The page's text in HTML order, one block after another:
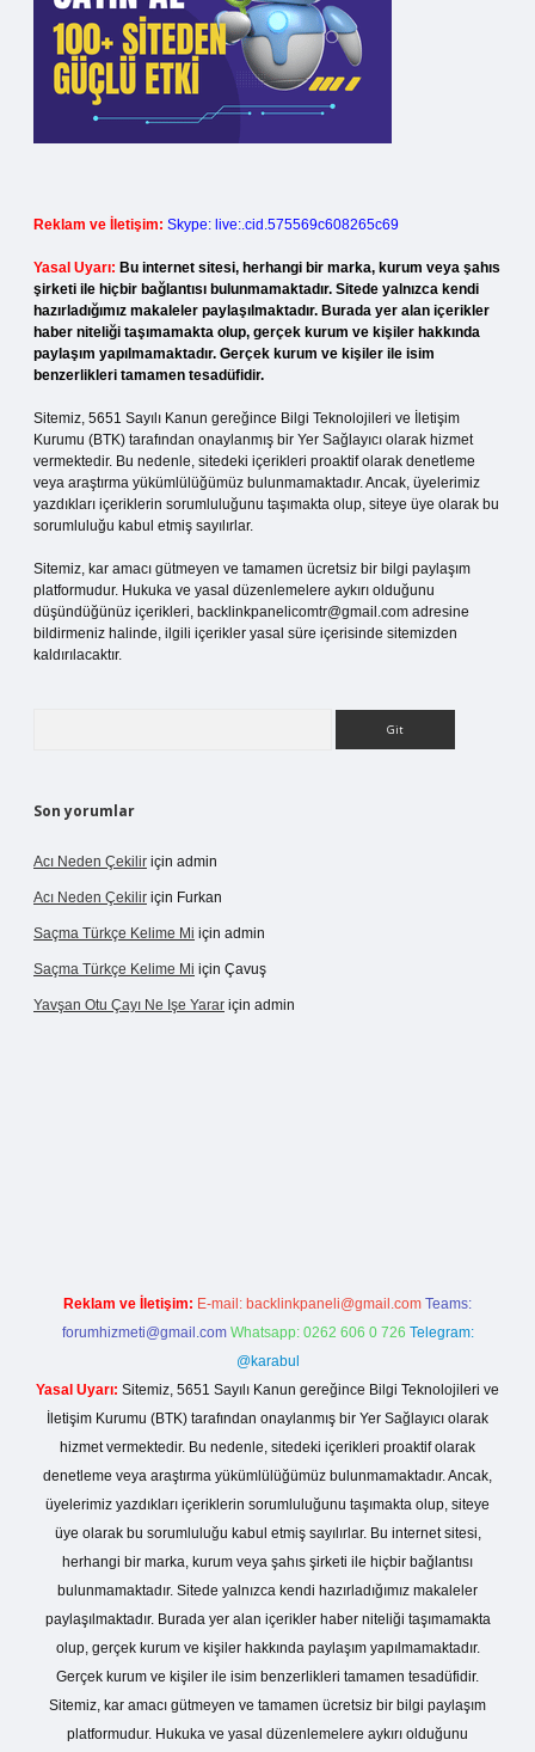
Reklam ve İletişim: Skype: live:.cid.575569c608265c69
Yasal Uyarı: Bu internet sitesi, herhangi bir marka, kurum veya şahıs
şirketi ile hiçbir bağlantısı bulunmamaktadır. Sitede yalnızca kendi
hazırladığımız makaleler paylaşılmaktadır. Burada yer alan içerikler
haber niteliği taşımamakta olup, gerçek kurum ve kişiler hakkında
paylaşım yapılmamaktadır. Gerçek kurum ve kişiler ile isim
benzerlikleri tamamen tesadüfidir.
Sitemiz, 5651 Sayılı Kanun gereğince Bilgi Teknolojileri ve İletişim
Kurumu (BTK) tarafından onaylanmış bir Yer Sağlayıcı olarak hizmet
vermektedir. Bu nedenle, sitedeki içerikleri proaktif olarak denetleme
veya araştırma yükümlülüğümüz bulunmamaktadır. Ancak, üyelerimiz
yazdıkları içeriklerin sorumluluğunu taşımakta olup, siteye üye olarak bu
sorumluluğu kabul etmiş sayılırlar.
Sitemiz, kar amacı gütmeyen ve tamamen ücretsiz bir bilgi paylaşım
platformudur. Hukuka ve yasal düzenlemelere aykırı olduğunu
düşündüğünüz içerikleri, backlinkpanelicomtr@gmail.com adresine
bildirmeniz halinde, ilgili içerikler yasal süre içerisinde sitemizden
kaldırılacaktır.
Son yorumlar
Acı Neden Çekilir için admin
Acı Neden Çekilir için Furkan
Saçma Türkçe Kelime Mi için admin
Saçma Türkçe Kelime Mi için Çavuş
Yavşan Otu Çayı Ne Işe Yarar için admin
Reklam ve İletişim: E-mail: backlinkpaneli@gmail.com Teams:
forumhizmeti@gmail.com Whatsapp: 0262 606 0 726 Telegram:
@karabul
Yasal Uyarı: Sitemiz, 5651 Sayılı Kanun gereğince Bilgi Teknolojileri ve
İletişim Kurumu (BTK) tarafından onaylanmış bir Yer Sağlayıcı olarak
hizmet vermektedir. Bu nedenle, sitedeki içerikleri proaktif olarak
denetleme veya araştırma yükümlülüğümüz bulunmamaktadır. Ancak,
üyelerimiz yazdıkları içeriklerin sorumluluğunu taşımakta olup, siteye
üye olarak bu sorumluluğu kabul etmiş sayılırlar. Bu internet sitesi,
herhangi bir marka, kurum veya şahıs şirketi ile hiçbir bağlantısı
bulunmamaktadır. Sitede yalnızca kendi hazırladığımız makaleler
paylaşılmaktadır. Burada yer alan içerikler haber niteliği taşımamakta
olup, gerçek kurum ve kişiler hakkında paylaşım yapılmamaktadır.
Gerçek kurum ve kişiler ile isim benzerlikleri tamamen tesadüfidir.
Sitemiz, kar amacı gütmeyen ve tamamen ücretsiz bir bilgi paylaşım
platformudur. Hukuka ve yasal düzenlemelere aykırı olduğunu